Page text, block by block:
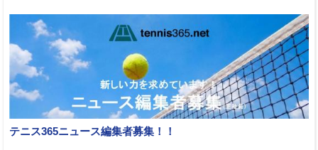
テニス365ニュース編集者募集！！